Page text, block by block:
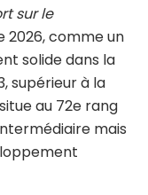
sur le
2026,comme un
solide dans la
supérieur à la
au 72e rang
mais